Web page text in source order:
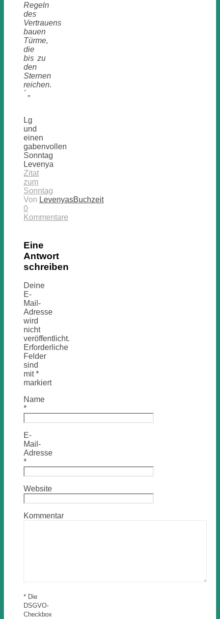
Regeln
des
Vertrauens
bauen
Türme,
die
bis zu
den
Sternen
reichen.
´ „
Lg
und
einen
gabenvollen
Sonntag
Levenya
Zitat
zum
Sonntag
Von LevenyasBuchzeit
0
Kommentare
Eine
Antwort
schreiben
Deine
E-
Mail-
Adresse
wird
nicht
veröffentlicht.
Erforderliche
Felder
sind
mit*
markiert
Name
*
E-
Mail-
Adresse
*
Website
Kommentar
* Die
DSGVO-
Checkbox